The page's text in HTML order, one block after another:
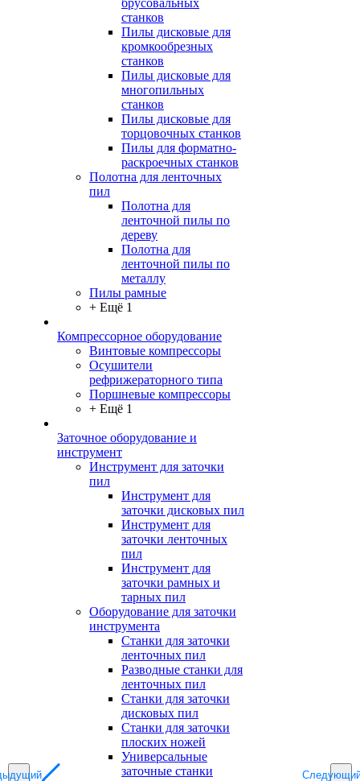
брусовальных
станков
Пилы дисковые для
кромкообрезных
станков
Пилы дисковые для
многопильных
станков
Пилы дисковые для
торцовочных станков
Пилы для форматно-
раскроечных станков
Полотна для ленточных
пил
Полотна для
ленточной пилы по
дереву
Полотна для
ленточной пилы по
металлу
Пилы рамные
+ Ещё 1
Компрессорное оборудование
Винтовые компрессоры
Осушители
рефрижераторного типа
Поршневые компрессоры
+ Ещё 1
Заточное оборудование и
инструмент
Инструмент для заточки
пил
Инструмент для
заточки дисковых пил
Инструмент для
заточки ленточных
пил
Инструмент для
заточки рамных и
тарных пил
Оборудование для заточки
инструмента
Станки для заточки
ленточных пил
Разводные станки для
ленточных пил
Станки для заточки
дисковых пил
Станки для заточки
плоских ножей
Универсальные
заточные станки